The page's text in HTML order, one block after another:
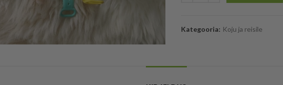
Kategooria: Koju ja reisile